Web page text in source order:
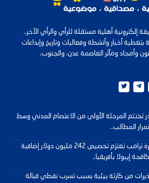
أهلية مستقلة للرأي والرأي الآخر..
أخبار وأنشطة وفعاليات وتاريخ وإبداعات
وأمجاد ومآثر العاصمة عدن، والجنوب.
تختتم المرحلة الأولى من الاعتصام المدني وسط
المطالب..
إدارة ترامب تعتزم تخصيص 242 مليون دولار إضافية
إيبولا بأفريقيا..
من كارثة بيئية بسبب تسرب نفطي قبالة